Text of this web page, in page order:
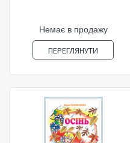
Немає в продажу
ПЕРЕГЛЯНУТИ